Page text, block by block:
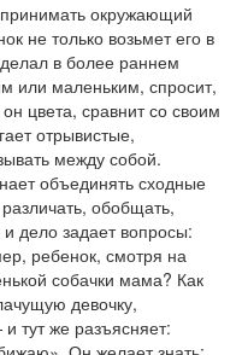
окружающий
не только возьмет его в
делал в более раннем
или маленьким, спросит,
цвета, сравнит со своим
отрывистые,
между собой.
объединять сходные
обобщать,
дело задает вопросы:
ребенок, смотря на
собачки мама? Как
девочку,
тут же разъясняет: